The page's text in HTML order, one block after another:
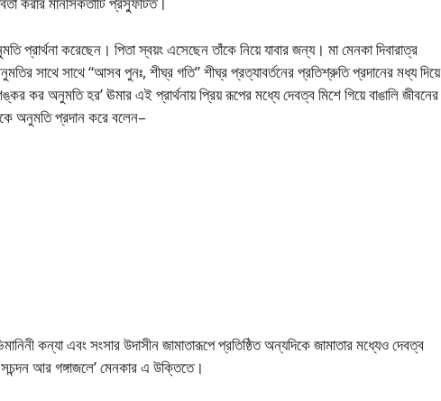
প্রার্থনা করেছেন। পিতা স্বয়ং এসেছেন তাঁকে নিয়ে যাবার জন্য। মা মেনকা দিবারাত্র
সাথে সাথে “আসব পুনঃ, শীঘ্র গতি” শীঘ্র প্রত্যাবর্তনের প্রতিশ্রুতি প্রদানের মধ্য দিয়ে
কর অনুমতি হর’ ঊমার এই প্রার্থনায় প্রিয় রূপের মধ্যে দেবত্ব মিশে গিয়ে বাঙালি জীবনের
অনুমতি প্রদান করে বলেন–
কন্যা এবং সংসার উদাসীন জামাতারূপে প্রতিষ্ঠিত অন্যদিকে জামাতার মধ্যেও দেবত্ব
আর গঙ্গাজলে’ মেনকার এ উক্তিতে।